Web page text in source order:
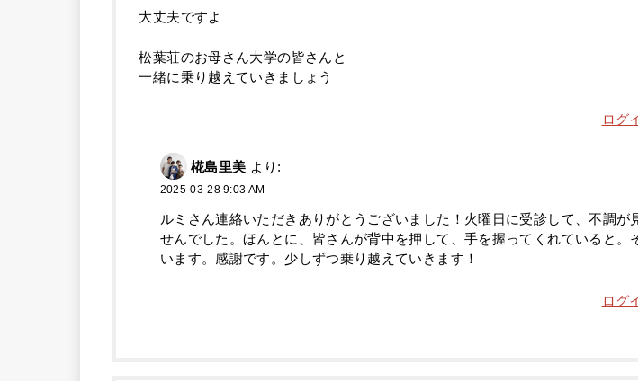
大丈夫ですよ
松葉荘のお母さん大学の皆さんと
一緒に乗り越えていきましょう
ログ
椛島里美 より:
2025-03-28 9:03 AM
ルミさん連絡いただきありがとうございました！火曜日に受診して、不調が
せんでした。ほんとに、皆さんが背中を押して、手を握ってくれていると。
います。感謝です。少しずつ乗り越えていきます！
ログ